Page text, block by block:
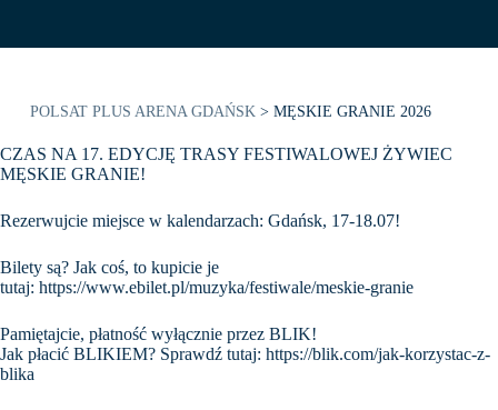
POLSAT PLUS ARENA GDAŃSK> MĘSKIE GRANIE 2026
CZAS NA 17. EDYCJĘ TRASY FESTIWALOWEJ ŻYWIEC
MĘSKIE GRANIE!
Rezerwujcie miejsce w kalendarzach: Gdańsk, 17-18.07!
Bilety są? Jak coś, to kupicie je
tutaj: https://www.ebilet.pl/muzyka/festiwale/meskie-granie
Pamiętajcie, płatność wyłącznie przez BLIK!
Jak płacić BLIKIEM? Sprawdź tutaj: https://blik.com/jak-korzystac-z-
blika